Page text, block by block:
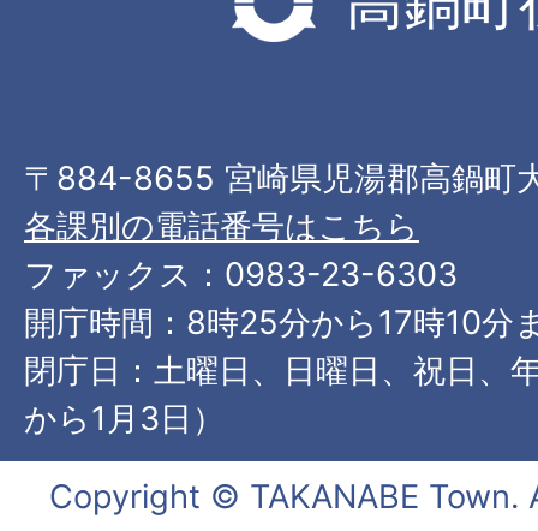
〒884-8655 宮崎県児湯郡高鍋町
各課別の電話番号はこちら
ファックス：0983-23-6303
開庁時間：8時25分から17時10分
閉庁日：土曜日、日曜日、祝日、
から1月3日）
Copyright © TAKANABE Town.